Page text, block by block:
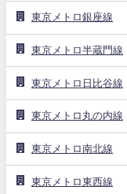
東京メトロ銀座線
東京メトロ半蔵門線
東京メトロ日比谷線
東京メトロ丸の内線
東京メトロ南北線
東京メトロ東西線